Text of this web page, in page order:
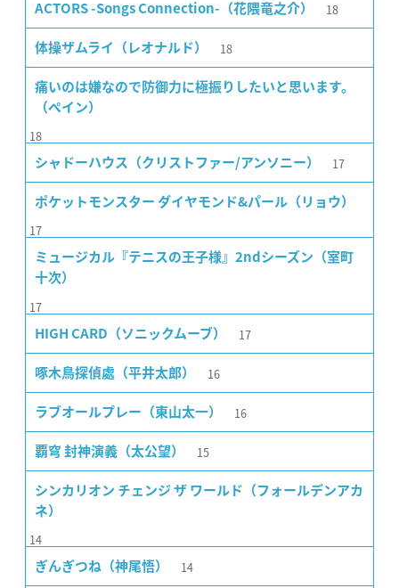
ACTORS -Songs Connection-（花隈竜之介） 18
体操ザムライ（レオナルド） 18
痛いのは嫌なので防御力に極振りしたいと思います。
（ペイン）
18
シャドーハウス（クリストファー/アンソニー） 17
ポケットモンスター ダイヤモンド&パール（リョウ）
17
ミュージカル『テニスの王子様』2ndシーズン（室町
十次）
17
HIGH CARD（ソニックムーブ） 17
啄木鳥探偵處（平井太郎） 16
ラブオールプレー（東山太一） 16
覇穹 封神演義（太公望） 15
シンカリオン チェンジ ザ ワールド（フォールデンアカ
ネ）
14
ぎんぎつね（神尾悟） 14